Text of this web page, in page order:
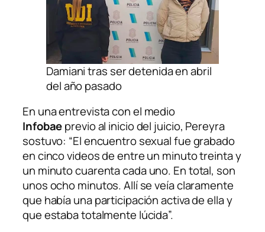
Damiani tras ser detenida en abril
del año pasado
En una entrevista conel medio
Infobaeprevio al inicio del juicio, Pereyra
sostuvo: “El encuentro sexual fue grabado
en cinco videos de entre un minuto treinta y
un minuto cuarenta cada uno. En total, son
unos ocho minutos. Allí se veía claramente
que había una participación activa de ella y
que estaba totalmente lúcida”.